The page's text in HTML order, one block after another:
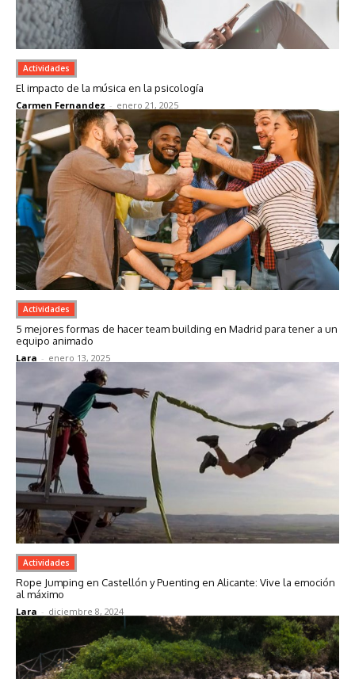
Actividades
El impacto de la música en la psicología
Carmen Fernandez - enero 21, 2025
Actividades
5 mejores formas de hacer team building en Madrid para tener a un
equipo animado
Lara - enero 13, 2025
Actividades
Rope Jumping en Castellón y Puenting en Alicante: Vive la emoción
al máximo
Lara - diciembre 8, 2024